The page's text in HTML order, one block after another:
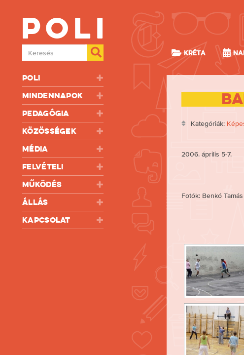
Poli
Mindennapok
Pedagógia
Közösségek
Média
Felvételi
Működés
Állás
Kapcsolat
Poli
Keresés KRÉTA
Kategóriák:
2006. április 5-7.
Fotók: Benkó Tamás